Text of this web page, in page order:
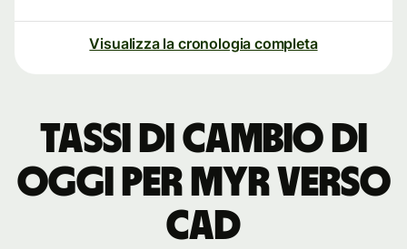
Visualizza la cronologia completa
Tassi di cambio di
oggi per MYR verso
CAD